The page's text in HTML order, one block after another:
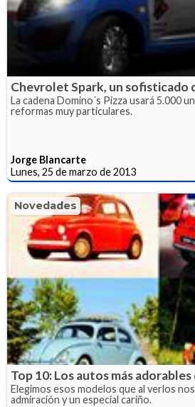
Chevrolet Spark, un sofisticado
La cadena Domino´s Pizza usará 5.000
reformas muy particulares.
Jorge Blancarte
Lunes, 25 de marzo de 2013
Novedades
Top 10: Los autos más
Elegimos esos modelos que al verlos
admiración y un especial cariño.